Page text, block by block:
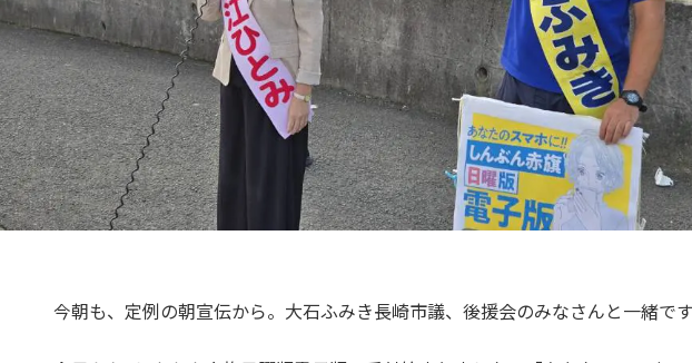
今朝も、定例の朝宣伝から。大石ふみき長崎市議、後援会のみなさんと一緒で